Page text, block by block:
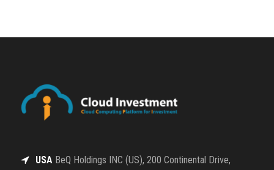
USA BeQ Holdings INC (US), 200 Continental Drive,